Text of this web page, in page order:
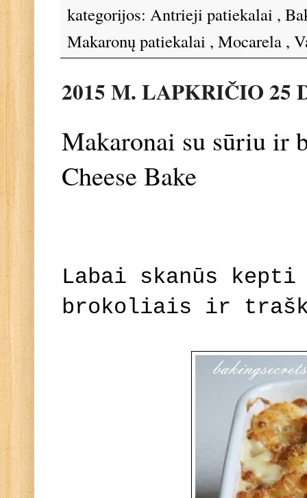
kategorijos: Antrieji patiekalai ,
Makaronų patiekalai , Mocarela ,
2015 M. LAPKRIČIO 25
Makaronai su sūriu ir
Cheese Bake
Labai skanūs
brokoliais ir